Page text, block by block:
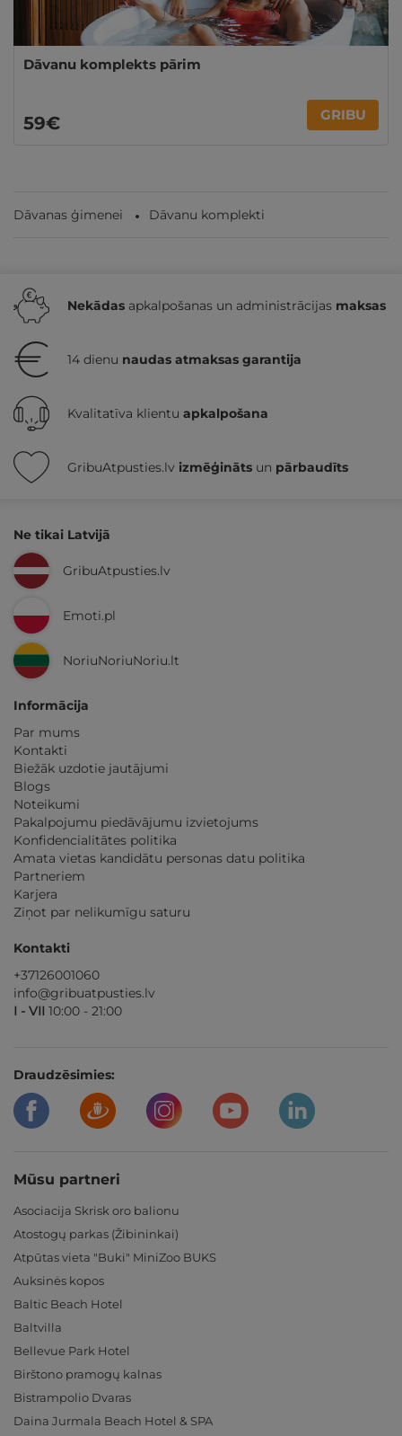
Dāvanu komplekts pārim
59€ GRIBU
Dāvanas ģimenei Dāvanu komplekti
Nekādas apkalpošanas un administrācijas maksas
14 dienu naudas atmaksas garantija
Kvalitatīva klientu apkalpošana
GribuAtpusties.lv izmēģināts un pārbaudīts
Ne tikai Latvijā
GribuAtpusties.lv
Emoti.pl
NoriuNoriuNoriu.lt
Informācija
Par mums
Kontakti
Biežāk uzdotie jautājumi
Blogs
Noteikumi
Pakalpojumu piedāvājumu izvietojums
Konfidencialitātes politika
Amata vietas kandidātu personas datu politika
Partneriem
Karjera
Ziņot par nelikumīgu saturu
Kontakti
+37126001060
info@gribuatpusties.lv
I - VII 10:00 - 21:00
Draudzēsimies:
Mūsu partneri
Asociacija Skrisk oro balionu
Atostogų parkas (Žibininkai)
Atpūtas vieta "Buki" MiniZoo BUKS
Auksinės kopos
Baltic Beach Hotel
Baltvilla
Bellevue Park Hotel
Birštono pramogų kalnas
Bistrampolio Dvaras
Daina Jurmala Beach Hotel & SPA